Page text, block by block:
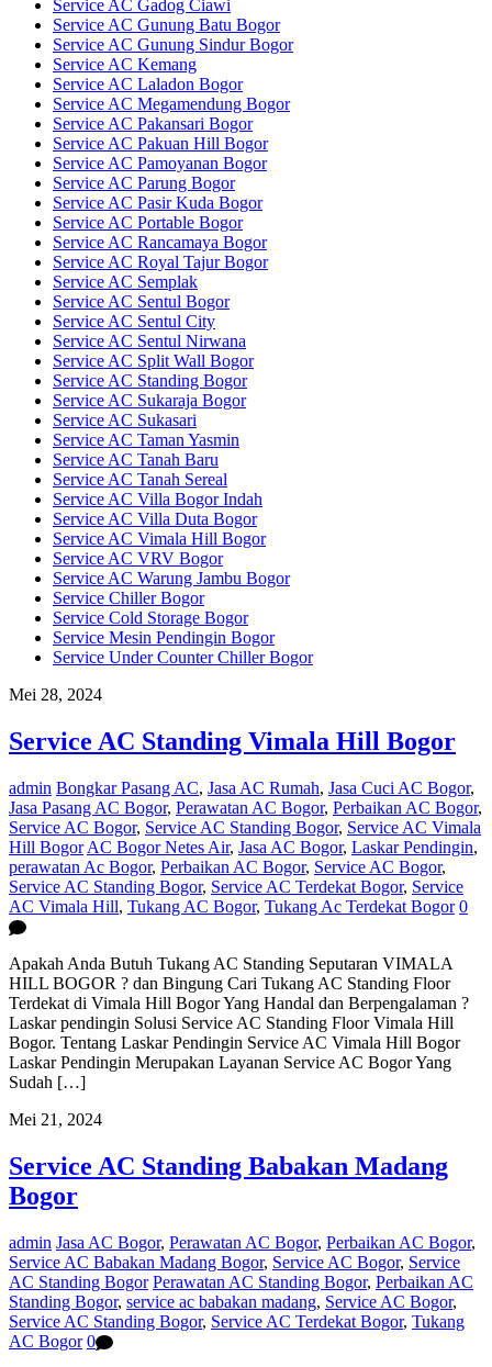
Service AC Gadog Ciawi
Service AC Gunung Batu Bogor
Service AC Gunung Sindur Bogor
Service AC Kemang
Service AC Laladon Bogor
Service AC Megamendung Bogor
Service AC Pakansari Bogor
Service AC Pakuan Hill Bogor
Service AC Pamoyanan Bogor
Service AC Parung Bogor
Service AC Pasir Kuda Bogor
Service AC Portable Bogor
Service AC Rancamaya Bogor
Service AC Royal Tajur Bogor
Service AC Semplak
Service AC Sentul Bogor
Service AC Sentul City
Service AC Sentul Nirwana
Service AC Split Wall Bogor
Service AC Standing Bogor
Service AC Sukaraja Bogor
Service AC Sukasari
Service AC Taman Yasmin
Service AC Tanah Baru
Service AC Tanah Sereal
Service AC Villa Bogor Indah
Service AC Villa Duta Bogor
Service AC Vimala Hill Bogor
Service AC VRV Bogor
Service AC Warung Jambu Bogor
Service Chiller Bogor
Service Cold Storage Bogor
Service Mesin Pendingin Bogor
Service Under Counter Chiller Bogor
Mei 28, 2024
Service AC Standing Vimala Hill Bogor
admin Bongkar Pasang AC, Jasa AC Rumah, Jasa Cuci AC Bogor,
Jasa Pasang AC Bogor, Perawatan AC Bogor, Perbaikan AC Bogor,
Service AC Bogor, Service AC Standing Bogor, Service AC Vimala
Hill Bogor AC Bogor Netes Air, Jasa AC Bogor, Laskar Pendingin,
perawatan Ac Bogor, Perbaikan AC Bogor, Service AC Bogor,
Service AC Standing Bogor, Service AC Terdekat Bogor, Service
AC Vimala Hill, Tukang AC Bogor, Tukang Ac Terdekat Bogor 0
Apakah Anda Butuh Tukang AC Standing Seputaran VIMALA
HILL BOGOR ? dan Bingung Cari Tukang AC Standing Floor
Terdekat di Vimala Hill Bogor Yang Handal dan Berpengalaman ?
Laskar pendingin Solusi Service AC Standing Floor Vimala Hill
Bogor. Tentang Laskar Pendingin Service AC Vimala Hill Bogor
Laskar Pendingin Merupakan Layanan Service AC Bogor Yang
Sudah […]
Mei 21, 2024
Service AC Standing Babakan Madang
Bogor
admin Jasa AC Bogor, Perawatan AC Bogor, Perbaikan AC Bogor,
Service AC Babakan Madang Bogor, Service AC Bogor, Service
AC Standing Bogor Perawatan AC Standing Bogor, Perbaikan AC
Standing Bogor, service ac babakan madang, Service AC Bogor,
Service AC Standing Bogor, Service AC Terdekat Bogor, Tukang
AC Bogor 0